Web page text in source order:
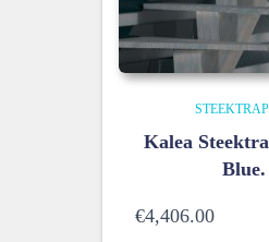
Kalea
Blue.
€4,406.00